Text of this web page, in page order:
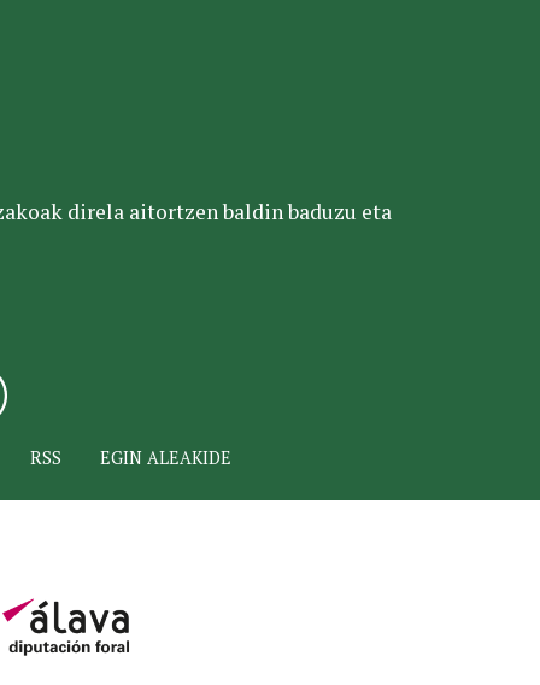
direla aitortzen baldin baduzu eta
RSS EGIN ALEAKIDE